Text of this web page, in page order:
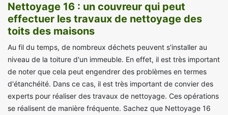
Nettoyage 16 : un couvreur qui peut
effectuer les travaux de nettoyage des
toits des maisons
Au fil du temps, de nombreux déchets peuvent s'installer au
niveau de la toiture d'un immeuble. En effet, il est très important
de noter que cela peut engendrer des problèmes en termes
d'étanchéité. Dans ce cas, il est très important de convier des
experts pour réaliser des travaux de nettoyage. Ces opérations
se réalisent de manière fréquente. Sachez que Nettoyage 16